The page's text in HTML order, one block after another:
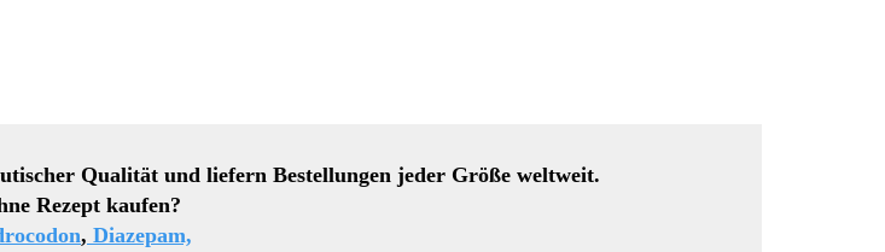
Qualität und liefern Bestellungen jeder Größe weltweit.
kaufen?
, Diazepam,